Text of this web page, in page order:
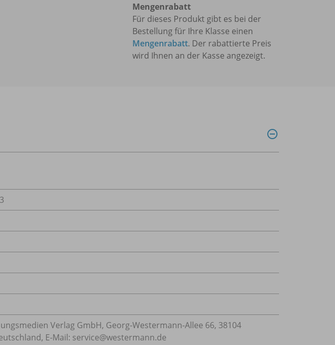
Mengenrabatt
Für dieses Produkt gibt es bei der
Bestellung für Ihre Klasse einen
Mengenrabatt. Der rabattierte Preis
wird Ihnen an der Kasse angezeigt.
Verlag GmbH, Georg-Westermann-Allee 66, 38104
E-Mail: service@westermann.de